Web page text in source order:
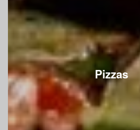
Pizzas